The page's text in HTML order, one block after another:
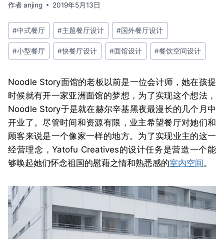
作者anjing 2019年5月13日
文
章
标
#中式餐厅 #主题餐厅设计 #国外餐厅设计
#小型餐厅 #快餐厅设计 #面馆设计 #餐饮空间设计
Noodle Story面馆的老板以前是一位会计师，她在孩提
时候就有开一家亚洲面馆的梦想，为了实现这个想法，
Noodle Story于是就在赫尔辛基黑夜最漫长的几个月中
开业了。尽管时间和资源有限，业主希望餐厅对她们和
顾客来说是一个像家一样的地方。为了实现业主的这一
经营理念，Yatofu Creatives的设计任务是营造一个能
够唤起她们怀念祖国的慰藉之情和熟悉感的室内空间。